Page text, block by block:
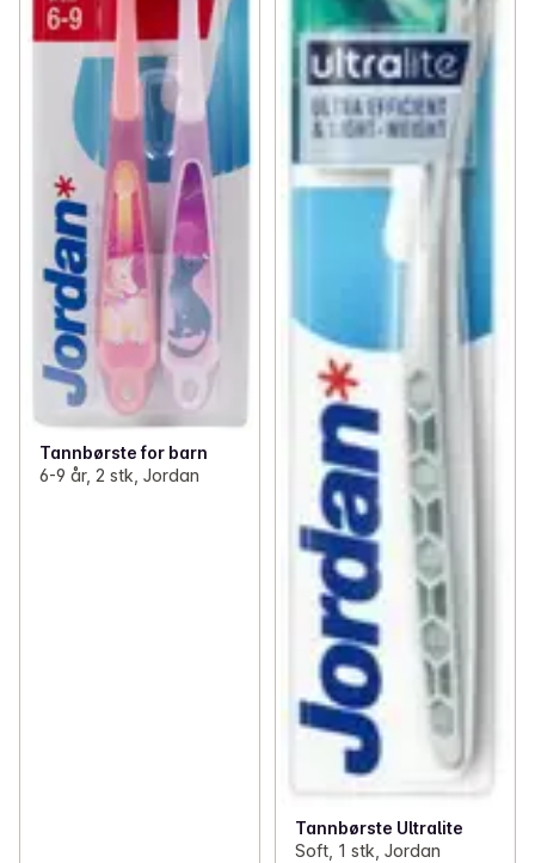
Tannbørste for barn
6-9 år, 2 stk, Jordan
Tannbørste Ultralite
Soft, 1 stk, Jordan